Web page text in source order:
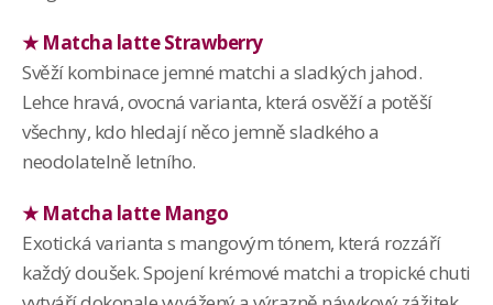
★ Matcha latte Strawberry
Svěží kombinace jemné matchi a sladkých jahod.
Lehce hravá, ovocná varianta, která osvěží a potěší
všechny, kdo hledají něco jemně sladkého a
neodolatelně letního.
★ Matcha latte Mango
Exotická varianta s mangovým tónem, která rozzáří
každý doušek. Spojení krémové matchi a tropické chuti